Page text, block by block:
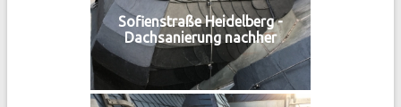
Sofienstraße Heidelberg -
Dachsanierung nachher